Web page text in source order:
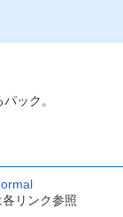
ック。
リンク参照